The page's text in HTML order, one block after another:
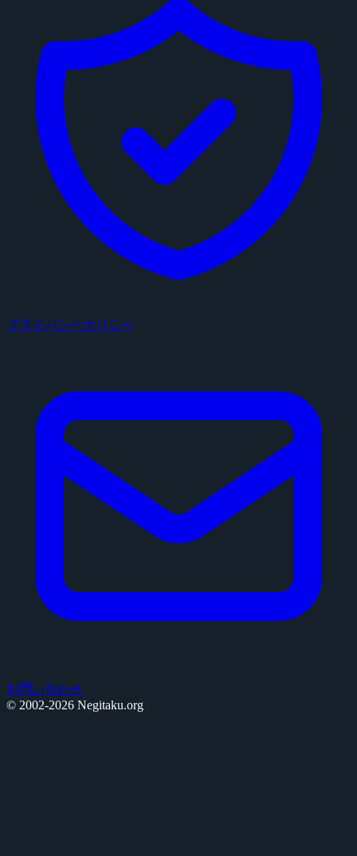
プライバシーポリシー
お問い合わせ
© 2002-2026 Negitaku.org